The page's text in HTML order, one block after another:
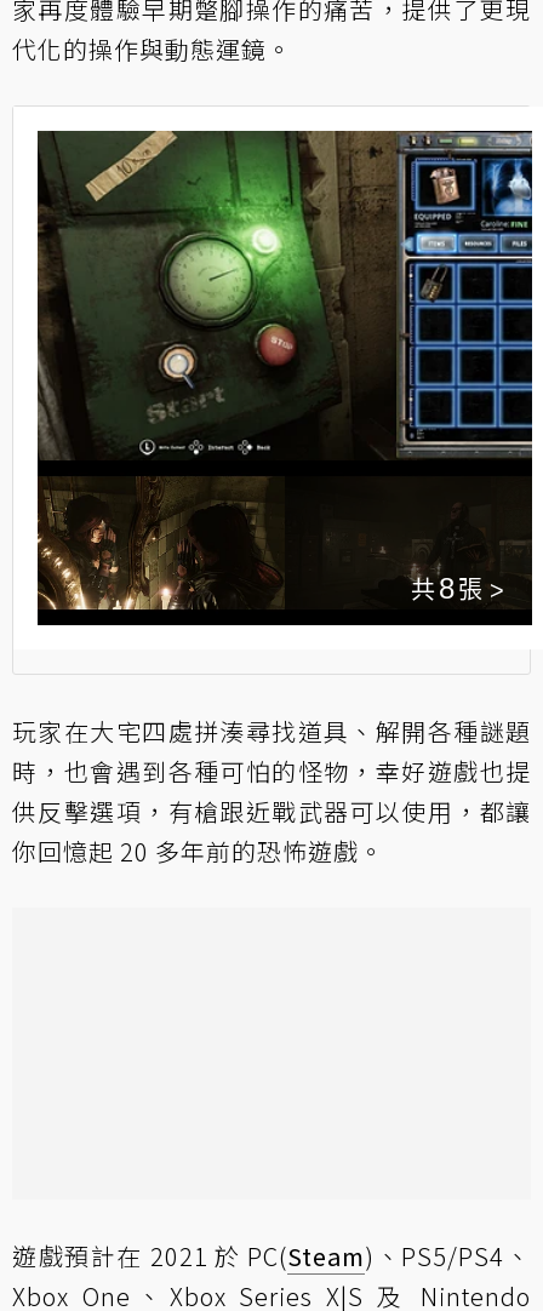
家再度體驗早期蹩腳操作的痛苦，提供了更現
代化的操作與動態運鏡。
8
玩家在大宅四處拼湊尋找道具、解開各種謎題
時，也會遇到各種可怕的怪物，幸好遊戲也提
供反擊選項，有槍跟近戰武器可以使用，都讓
你回憶起 20 多年前的恐怖遊戲。
遊戲預計在 2021 於 PC(Steam)、PS5/PS4、
Xbox One、Xbox Series X|S 及 Nintendo